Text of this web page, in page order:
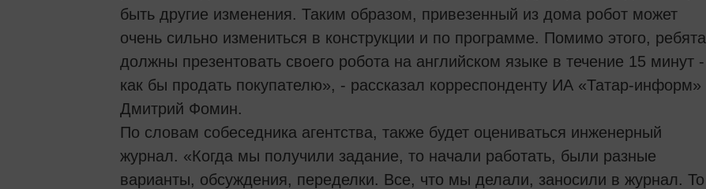
быть другие изменения. Таким образом, привезенный из дома робот может
очень сильно измениться в конструкции и по программе. Помимо этого, ребята
должны презентовать своего робота на английском языке в течение 15 минут -
как бы продать покупателю», - рассказал корреспонденту ИА «Татар-информ»
Дмитрий Фомин.
По словам собеседника агентства, также будет оцениваться инженерный
журнал. «Когда мы получили задание, то начали работать, были разные
варианты, обсуждения, переделки. Все, что мы делали, заносили в журнал. То